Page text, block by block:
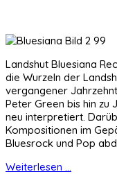
Landshut Bluesiana
die Wurzeln der
vergangener
Peter Green bis hin zu
neu interpretiert.
Kompositionen im
Bluesrock und Pop
Weiterlesen ...